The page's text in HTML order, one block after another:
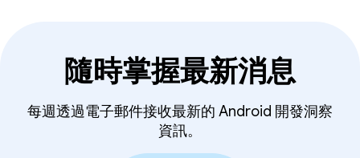
隨時掌握最新消息
每週透過電子郵件接收最新的 Android 開發洞察
資訊。